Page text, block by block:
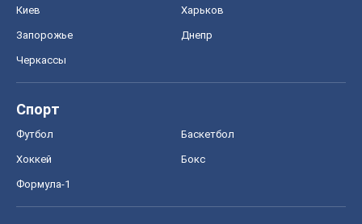
Киев Харьков
Запорожье Днепр
Черкассы
Спорт
Футбол Баскетбол
Хоккей Бокс
Формула-1